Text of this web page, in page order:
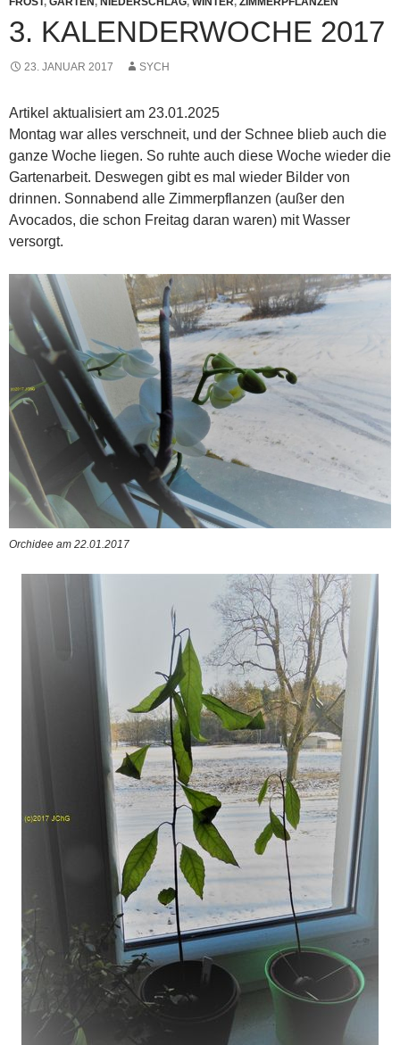
3. KALENDERWOCHE 2017
23. JANUAR 2017 SYCH
Artikel aktualisiert am 23.01.2025
Montag war alles verschneit, und der Schnee blieb auch die
ganze Woche liegen. So ruhte auch diese Woche wieder die
Gartenarbeit. Deswegen gibt es mal wieder Bilder von
drinnen. Sonnabend alle Zimmerpflanzen (außer den
Avocados, die schon Freitag daran waren) mit Wasser
versorgt.
Orchidee am 22.01.2017